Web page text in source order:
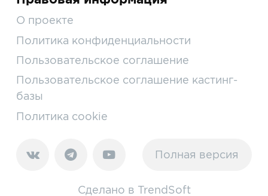
О проекте
Политика конфиденциальности
Пользовательское соглашение
Пользовательское соглашение кастинг-
базы
Политика cookie
Полная версия
Сделано в TrendSoft